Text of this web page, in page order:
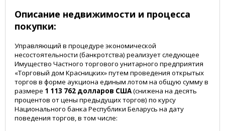
Описание недвижимости и процесса
покупки:
Управляющий в процедуре экономической
несостоятельности (банкротства) реализует следующее
Имущество Частного торгового унитарного предприятия
«Торговый дом Красницких» путем проведения открытых
торгов в форме аукциона единым лотом на общую сумму в
размере 1 113 762 долларов США(снижена на десять
процентов от цены предыдущих торгов) по курсу
Национального банка Республики Беларусь на дату
поведения торгов, в том числе: